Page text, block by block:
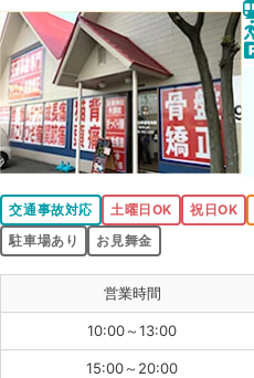
交通事故対応 土曜日OK 祝日OK
駐車場あり
お見舞金
営業時間
10:00～13:00
15:00～20:00